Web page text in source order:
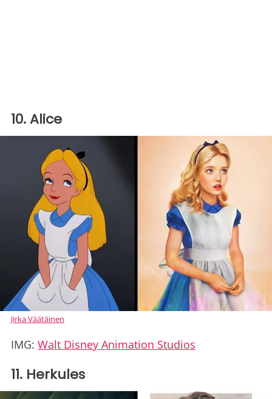
10. Alice
Jirka Väätäinen
IMG: Walt Disney Animation Studios
11. Herkules